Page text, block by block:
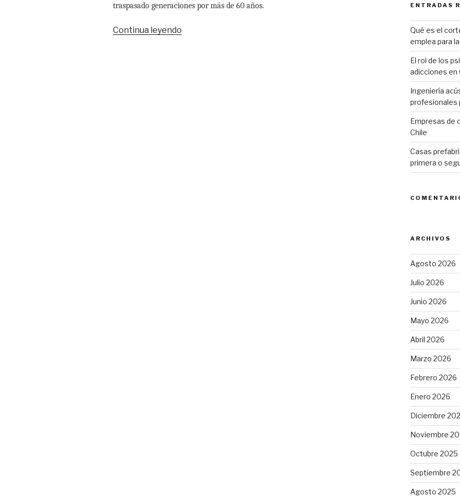
traspasado generaciones por más de 60 años.
Continua leyendo
ENTRADAS
Qué es el
emplea para
El rol de los
adicciones en
Ingeniería
profesionales
Empresas de
Chile
Casas
primera o
ARCHIVOS
Agosto 2026
Julio 2026
Junio 2026
Mayo 2026
Abril 2026
Marzo 2026
Febrero 2026
Enero 2026
Diciembre
Noviembre
Octubre 2025
Septiembre
Agosto 2025